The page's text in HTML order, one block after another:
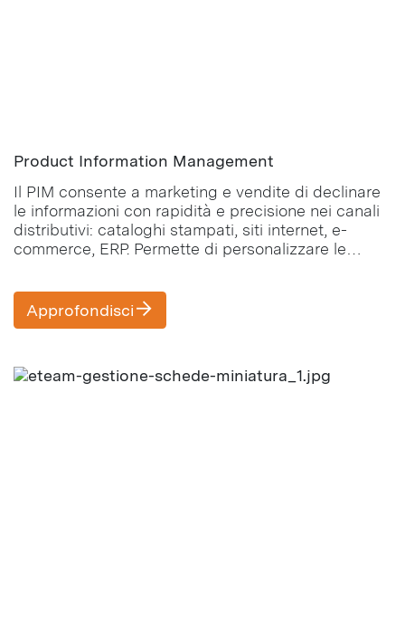
Product Information Management
Il PIM consente a marketing e vendite di declinare
le informazioni con rapidità e precisione nei canali
distributivi: cataloghi stampati, siti internet, e-
commerce, ERP. Permette di personalizzare le
Approfondisci